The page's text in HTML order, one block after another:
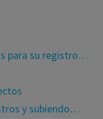
para su registro…
y subiendo…